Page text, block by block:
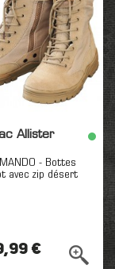
Allister
- Bottes
avec zip désert
€